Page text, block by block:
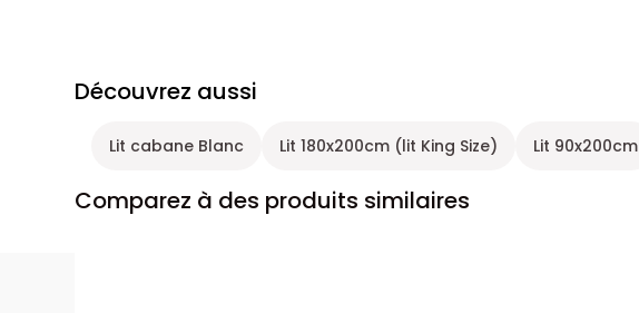
Découvrez aussi
Lit cabane Blanc Lit 180x200cm (lit King Size) Lit 90x200cm
Comparez à des produits similaires